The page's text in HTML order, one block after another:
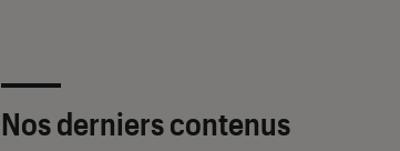
Nos derniers contenus